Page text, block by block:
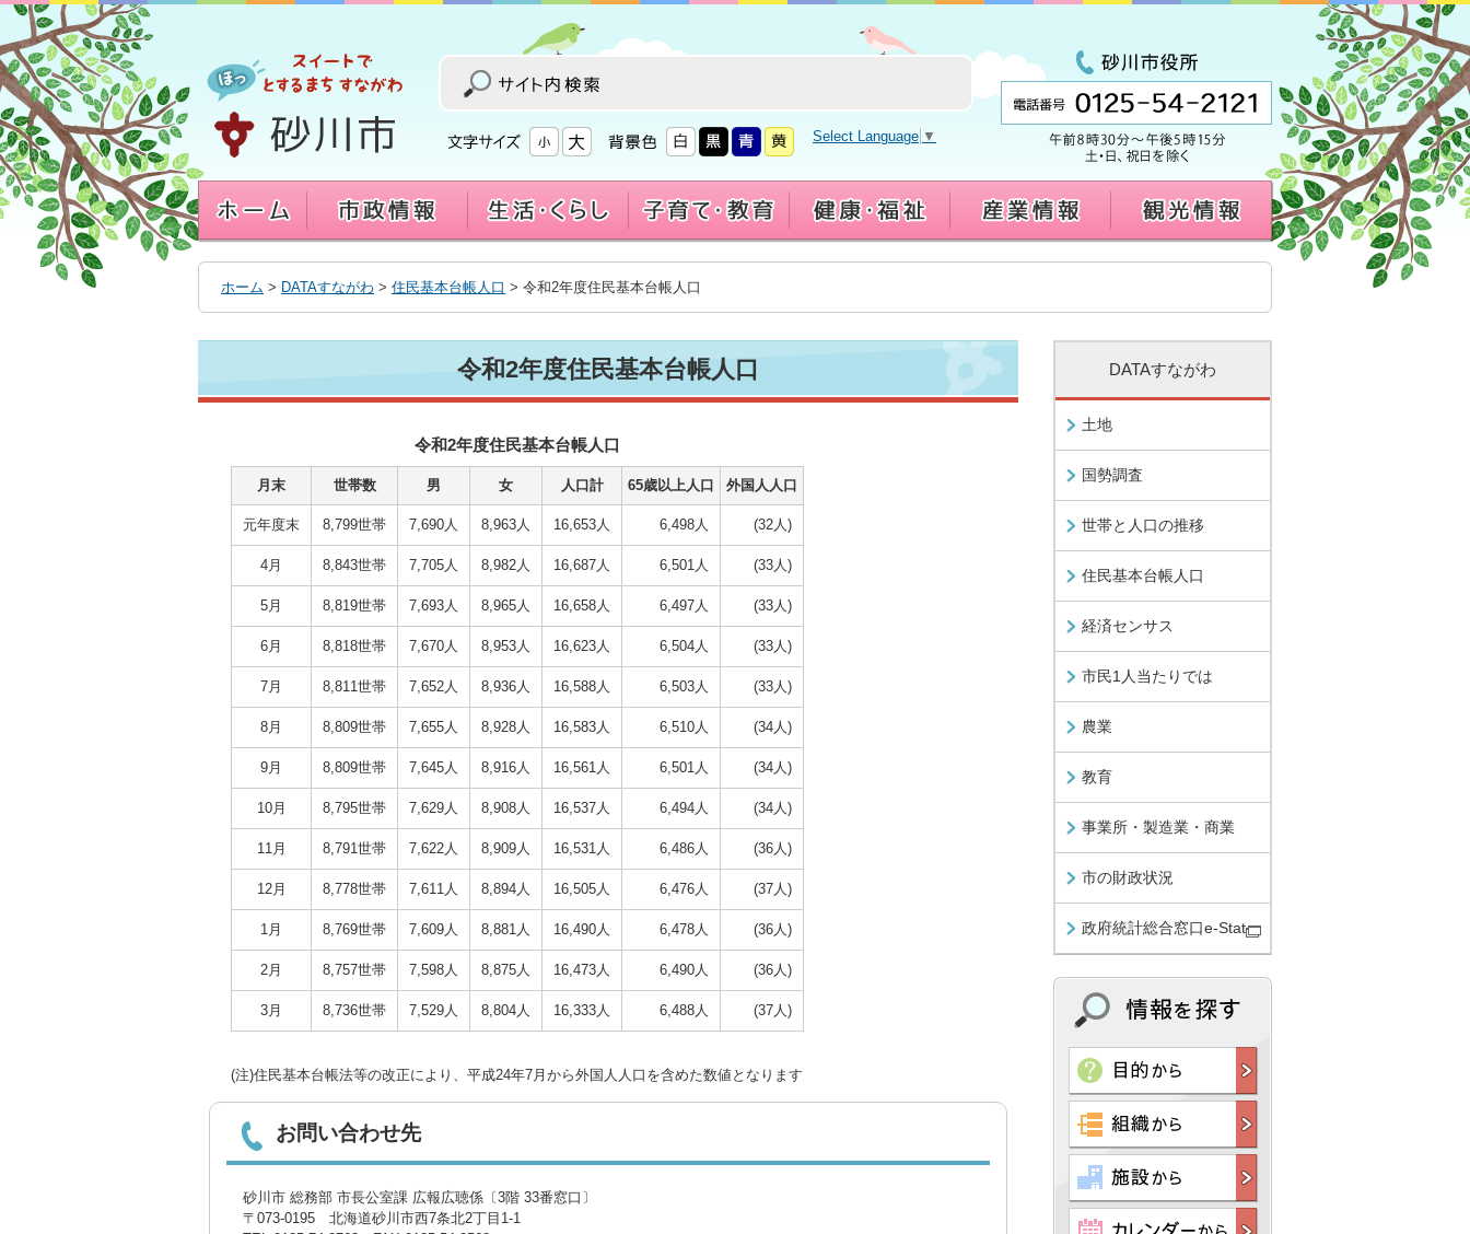
へ
移
動
す
る
Select Language ▼
ホーム > DATAすながわ > 住民基本台帳人口 > 令和2年度住民基本台帳人口
令和2年度住民基本台帳人口
令和2年度住民基本台帳人口
月末 世帯数 男 女 人口計 65歳以上人口 外国人人口
元年度末 8,799世帯 7,690人 8,963人 16,653人 6,498人 (32人)
4月 8,843世帯 7,705人 8,982人 16,687人 6,501人 (33人)
5月 8,819世帯 7,693人 8,965人 16,658人 6,497人 (33人)
6月 8,818世帯 7,670人 8,953人 16,623人 6,504人 (33人)
7月 8,811世帯 7,652人 8,936人 16,588人 6,503人 (33人)
8月 8,809世帯 7,655人 8,928人 16,583人 6,510人 (34人)
9月 8,809世帯 7,645人 8,916人 16,561人 6,501人 (34人)
10月 8,795世帯 7,629人 8,908人 16,537人 6,494人 (34人)
11月 8,791世帯 7,622人 8,909人 16,531人 6,486人 (36人)
12月 8,778世帯 7,611人 8,894人 16,505人 6,476人 (37人)
1月 8,769世帯 7,609人 8,881人 16,490人 6,478人 (36人)
2月 8,757世帯 7,598人 8,875人 16,473人 6,490人 (36人)
3月 8,736世帯 7,529人 8,804人 16,333人 6,488人 (37人)
(注)住民基本台帳法等の改正により、平成24年7月から外国人人口を含めた数値となります
お問い合わせ先
砂川市 総務部 市長公室課 広報広聴係〔3階 33番窓口〕
〒073-0195 北海道砂川市西7条北2丁目1-1
DATAすながわ
土地
国勢調査
世帯と人口の推移
住民基本台帳人口
経済センサス
市民1人当たりでは
農業
教育
事業所・製造業・商業
市の財政状況
政府統計総合窓口e-Stat